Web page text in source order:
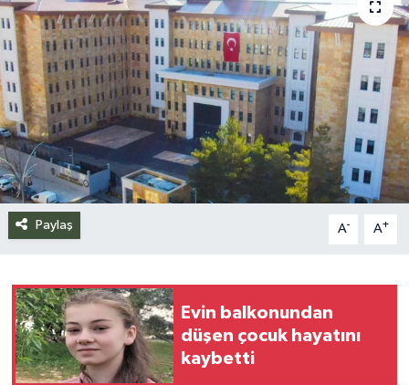
Paylaş A- A+
Evin balkonundan
düşen çocuk hayatını
kaybetti
Spor
Teknoloji
Yazarlar